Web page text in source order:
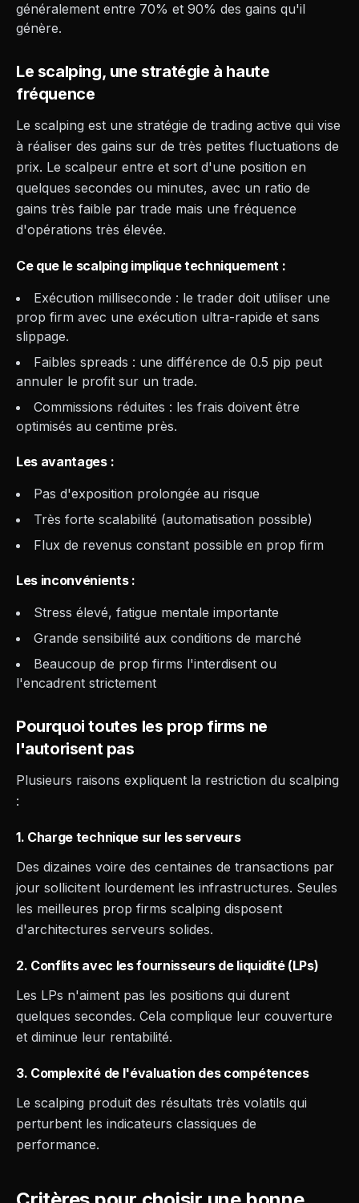
généralement entre 70% et 90% des gains qu'il
génère.
Le scalping, une stratégie à haute
fréquence
Le scalping est une stratégie de trading active qui vise
à réaliser des gains sur de très petites fluctuations de
prix. Le scalpeur entre et sort d'une position en
quelques secondes ou minutes, avec un ratio de
gains très faible par trade mais une fréquence
d'opérations très élevée.
Ce que le scalping implique techniquement :
Exécution milliseconde : le trader doit utiliser une
prop firm avec une exécution ultra-rapide et sans
slippage.
Faibles spreads : une différence de 0.5 pip peut
annuler le profit sur un trade.
Commissions réduites : les frais doivent être
optimisés au centime près.
Les avantages :
Pas d'exposition prolongée au risque
Très forte scalabilité (automatisation possible)
Flux de revenus constant possible en prop firm
Les inconvénients :
Stress élevé, fatigue mentale importante
Grande sensibilité aux conditions de marché
Beaucoup de prop firms l'interdisent ou
l'encadrent strictement
Pourquoi toutes les prop firms ne
l'autorisent pas
Plusieurs raisons expliquent la restriction du scalping
:
1. Charge technique sur les serveurs
Des dizaines voire des centaines de transactions par
jour sollicitent lourdement les infrastructures. Seules
les meilleures prop firms scalping disposent
d'architectures serveurs solides.
2. Conflits avec les fournisseurs de liquidité (LPs)
Les LPs n'aiment pas les positions qui durent
quelques secondes. Cela complique leur couverture
et diminue leur rentabilité.
3. Complexité de l'évaluation des compétences
Le scalping produit des résultats très volatils qui
perturbent les indicateurs classiques de
performance.